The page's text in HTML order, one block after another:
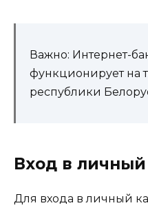
Важно: Интернет-
функционирует на
республики
Вход в
Для входа в личный